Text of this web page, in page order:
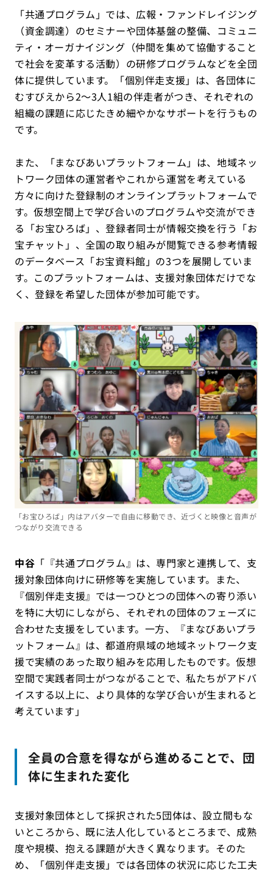
「共通プログラム」では、広報・ファンドレイジング
（資金調達）のセミナーや団体基盤の整備、コミュニ
ティ・オーガナイジング（仲間を集めて協働すること
で社会を変革する活動）の研修プログラムなどを全団
体に提供しています。「個別伴走支援」は、各団体に
むすびえから2〜3人1組の伴走者がつき、それぞれの
組織の課題に応じたきめ細やかなサポートを行うもの
です。
また、「まなびあいプラットフォーム」は、地域ネッ
トワーク団体の運営者やこれから運営を考えている
方々に向けた登録制のオンラインプラットフォームで
す。仮想空間上で学び合いのプログラムや交流ができ
る「お宝ひろば」、登録者同士が情報交換を行う「お
宝チャット」、全国の取り組みが閲覧できる参考情報
のデータベース「お宝資料館」の3つを展開していま
す。このプラットフォームは、支援対象団体だけでな
く、登録を希望した団体が参加可能です。
「お宝ひろば」内はアバターで自由に移動でき、近づくと映像と音声が
つながり交流できる
中谷 「『共通プログラム』は、専門家と連携して、支
援対象団体向けに研修等を実施しています。また、
『個別伴走支援』では一つひとつの団体への寄り添い
を特に大切にしながら、それぞれの団体のフェーズに
合わせた支援をしています。一方、『まなびあいプラ
ットフォーム』は、都道府県域の地域ネットワーク支
援で実績のあった取り組みを応用したものです。仮想
空間で実践者同士がつながることで、私たちがアドバ
イスする以上に、より具体的な学び合いが生まれると
考えています」
全員の合意を得ながら進めることで、団
体に生まれた変化
支援対象団体として採択された5団体は、設立間もな
いところから、既に法人化しているところまで、成熟
度や規模、抱える課題が大きく異なります。そのた
め、「個別伴走支援」では各団体の状況に応じた工夫